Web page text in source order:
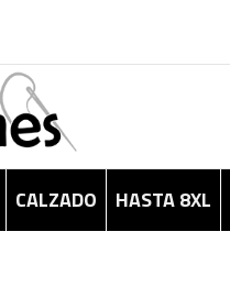
CALZADO HASTA 8XL